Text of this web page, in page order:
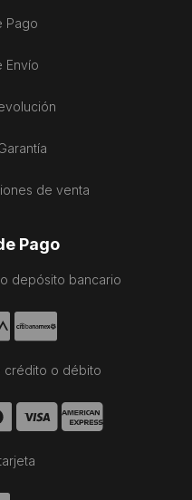
Pago
Envío
de venta
Pago
depósito bancario
crédito o débito